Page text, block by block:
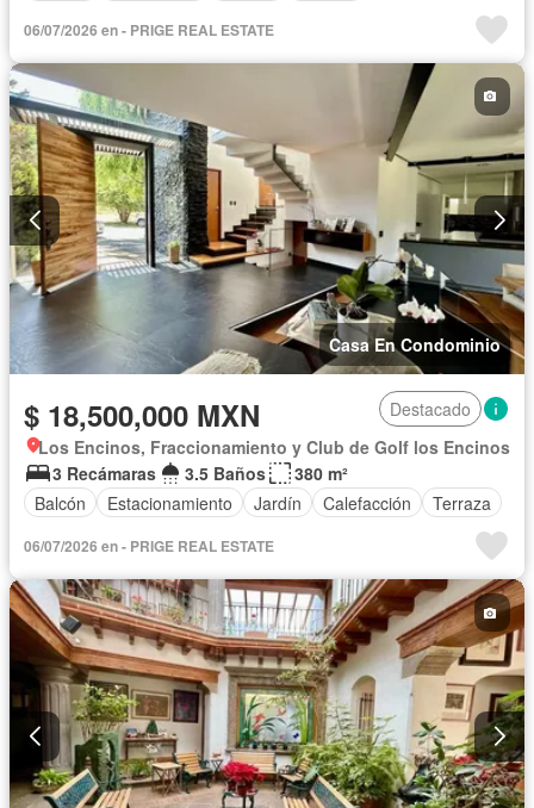
06/07/2026 en - PRIGE REAL ESTATE
Casa En Condominio
$ 18,500,000 MXN
Destacado
Los Encinos, Fraccionamiento y Club de Golf los Encinos
3 Recámaras
3.5 Baños
380 m²
Balcón
Estacionamiento Jardín Calefacción Terraza
06/07/2026 en - PRIGE REAL ESTATE